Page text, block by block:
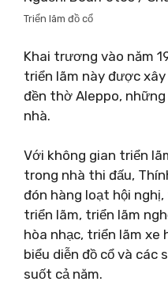
Triển lãm đồ cổ
Khai trương vào năm
triển lãm này được
đền thờ Aleppo,
nhà.
Với không gian triển
trong nhà thi đấu,
đón hàng loạt hội
triển lãm, triển lãm
hòa nhạc, triển lãm xe
biểu diễn đồ cổ và
suốt cả năm.